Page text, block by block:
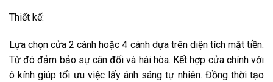
Thiết kế:
Lựa chọn cửa 2 cánh hoặc 4 cánh dựa trên diện tích mặt tiền.
Từ đó đảm bảo sự cân đối và hài hòa. Kết hợp cửa chính với
ô kính giúp tối ưu việc lấy ánh sáng tự nhiên. Đồng thời tạo